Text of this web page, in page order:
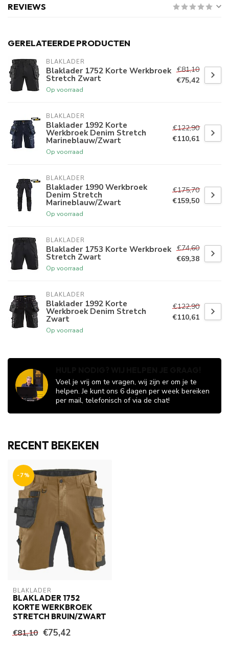
REVIEWS
GERELATEERDE PRODUCTEN
BLAKLADER
Blaklader 1752 Korte Werkbroek
Stretch Zwart
Op voorraad
€81,10
€75,42
BLAKLADER
Blaklader 1992 Korte
Werkbroek Denim Stretch
Marineblauw/Zwart
Op voorraad
€122,90
€110,61
BLAKLADER
Blaklader 1990 Werkbroek
Denim Stretch
Marineblauw/Zwart
Op voorraad
€175,70
€159,50
BLAKLADER
Blaklader 1753 Korte Werkbroek
Stretch Zwart
Op voorraad
€74,60
€69,38
BLAKLADER
Blaklader 1992 Korte
Werkbroek Denim Stretch
Zwart
Op voorraad
€122,90
€110,61
Voel je vrij om te vragen, wij zijn er om je te
helpen. Je kunt ons 6 dagen per week bereiken
per mail, telefonisch of via de chat!
RECENT BEKEKEN
-7%
BLAKLADER
BLAKLADER 1752
KORTE WERKBROEK
STRETCH BRUIN/ZWART
€81,10 €75,42